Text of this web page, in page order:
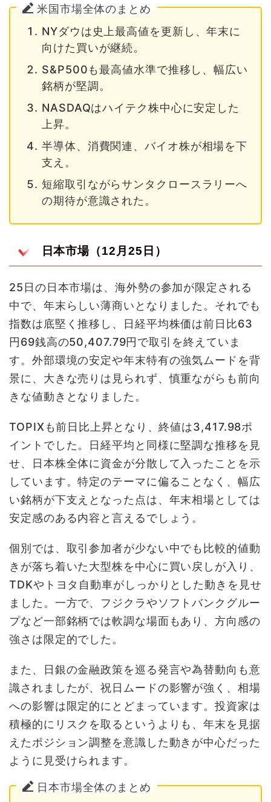
米国市場全体のまとめ
NYダウは史上最高値を更新し、年末に
向けた買いが継続。
S&P500も最高値水準で推移し、幅広い
銘柄が堅調。
NASDAQはハイテク株中心に安定した
上昇。
半導体、消費関連、バイオ株が相場を下
支え。
短縮取引ながらサンタクロースラリーへ
の期待が意識された。
日本市場（12月25日）
25日の日本市場は、海外勢の参加が限定される
中で、年末らしい薄商いとなりました。それでも
指数は底堅く推移し、日経平均株価は前日比63
円69銭高の50,407.79円で取引を終えていま
す。外部環境の安定や年末特有の強気ムードを背
景に、大きな売りは見られず、慎重ながらも前向
きな値動きとなりました。
TOPIXも前日比上昇となり、終値は3,417.98ポ
イントでした。日経平均と同様に堅調な推移を見
せ、日本株全体に資金が分散して入ったことを示
しています。特定のテーマに偏ることなく、幅広
い銘柄が下支えとなった点は、年末相場としては
安定感のある内容と言えるでしょう。
個別では、取引参加者が少ない中でも比較的値動
きが落ち着いた大型株を中心に買い戻しが入り、
TDKやトヨタ自動車がしっかりとした動きを見せ
ました。一方で、フジクラやソフトバンクグルー
プなど一部銘柄では軟調な場面もあり、方向感の
強さは限定的でした。
また、日銀の金融政策を巡る発言や為替動向も意
識されましたが、祝日ムードの影響が強く、相場
への影響は限定的にとどまっています。投資家は
積極的にリスクを取るというよりも、年末を見据
えたポジション調整を意識した動きが中心だった
ように見受けられます。
日本市場全体のまとめ